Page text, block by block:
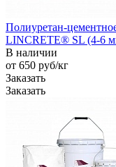
Полиуретан-
LINCRETE® SL (4-6
В наличии
от 650 руб/кг
Заказать
Заказать